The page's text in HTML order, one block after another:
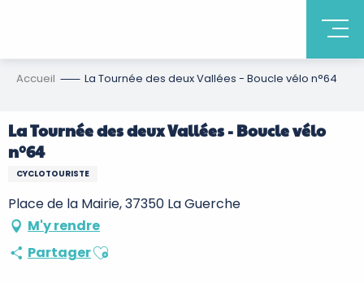
Accueil La Tournée des deux Vallées - Boucle vélo n°64
La Tournée des deux Vallées - Boucle vélo
n°64
CYCLOTOURISTE
Place de la Mairie, 37350 La Guerche
M'y rendre
PartagerAjouter aux favoris